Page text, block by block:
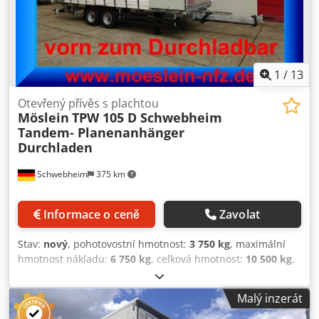
údajů na: !, Další podrobnosti: ! Chedpfxsznz H Se Acaja
1 / 13
Schwebheim 375 km
Otevřený přívěs s plachtou
Möslein TPW 105 D Schwebheim
Tandem- Planenanhänger
Durchladen
Informace o ceně Zavolat
Stav: nový, pohotovostní hmotnost: 3 750 kg, maximální
hmotnost nákladu: 6 750 kg, celková hmotnost: 10 500 kg,
2 nápravy
mm, šířka ložného prostoru:2 480 mm, výška ložného
prostoru:2 630 mm, objem ložného prostoru:47 m³,
Malý inzerát